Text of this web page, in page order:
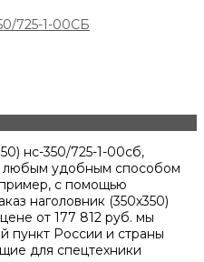
нс-350/725-1-00сб,
любым удобным способом
с помощью
наголовник (350х350)
от 177 812 руб. мы
пункт России и страны
для спецтехники